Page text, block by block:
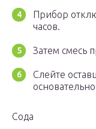
Прибор
часов.
Затем смесь
Слейте
Сода